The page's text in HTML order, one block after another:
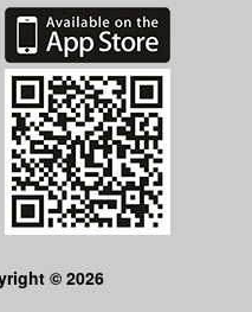
© 2026